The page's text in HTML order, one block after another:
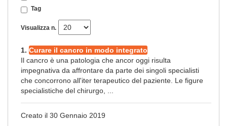
Tag
Visualizza n.
1. Curare il cancro in modo integrato
Il cancro è una patologia che ancor oggi risulta
impegnativa da affrontare da parte dei singoli specialisti
che concorrono all'iter terapeutico del paziente. Le figure
specialistiche del chirurgo, ...
Creato il 30 Gennaio 2019